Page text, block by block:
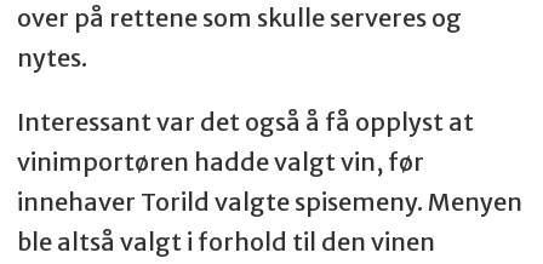
over på rettene som skulle serveres og
nytes.
Interessant var det også å få opplyst at
vinimportøren hadde valgt vin, før
innehaver Torild valgte spisemeny. Menyen
ble altså valgt i forhold til den vinen